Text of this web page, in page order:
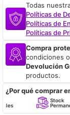
Todas
Políticas de
Políticas de
Políticas de
Compra
condiciones
Devolución
productos.
¿Por qué comprar
Stock
Permanente